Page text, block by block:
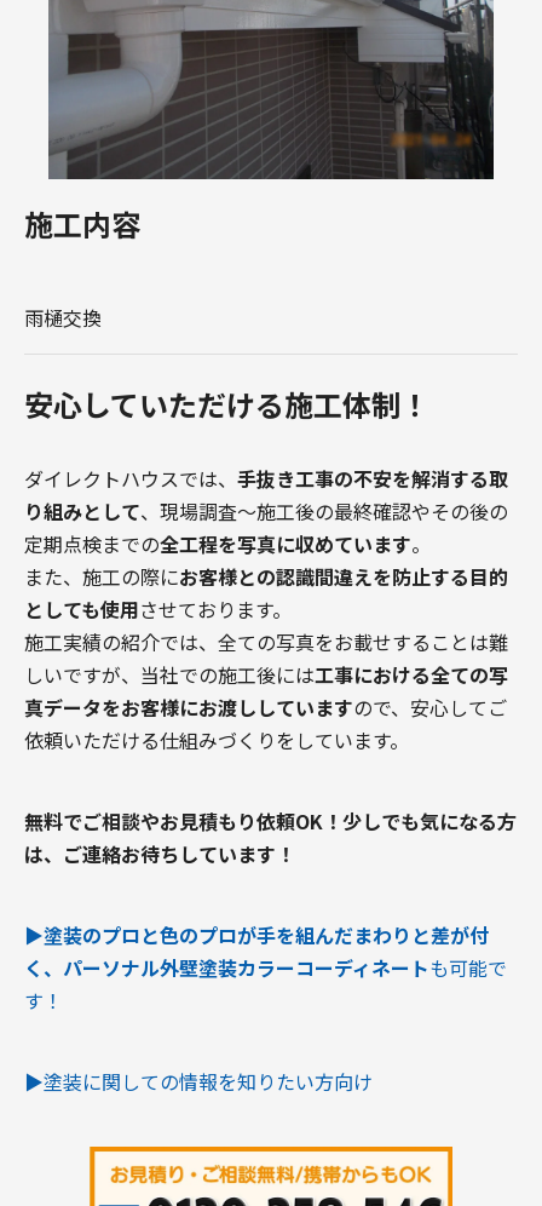
施工内容
雨樋交換
安心していただける施工体制！
ダイレクトハウスでは、 手抜き工事の不安を解消する取
り組みとして、現場調査〜施工後の最終確認やその後の
定期点検までの全工程を写真に収めています。
また、施工の際にお客様との認識間違えを防止する目的
としても使用させております。
施工実績の紹介では、全ての写真をお載せすることは難
しいですが、当社での施工後には工事における全ての写
真データをお客様にお渡ししていますので、安心してご
依頼いただける仕組みづくりをしています。
無料でご相談やお見積もり依頼OK！ 少しでも気になる方
は、ご連絡お待ちしています！
▶︎塗装のプロと色のプロが手を組んだまわりと差が付
く、パーソナル外壁塗装カラーコーディネートも可能で
す！
▶︎塗装に関しての情報を知りたい方向け